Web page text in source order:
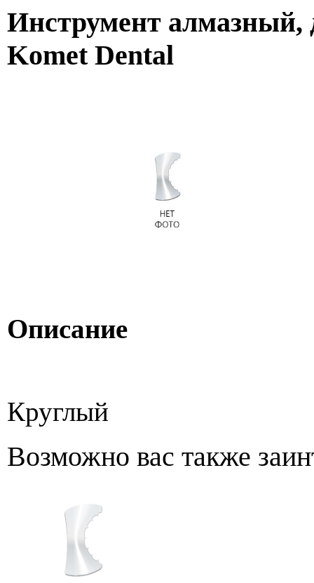
Инструмент алмазный,
Komet Dental
Описание
Круглый
Возможно вас также